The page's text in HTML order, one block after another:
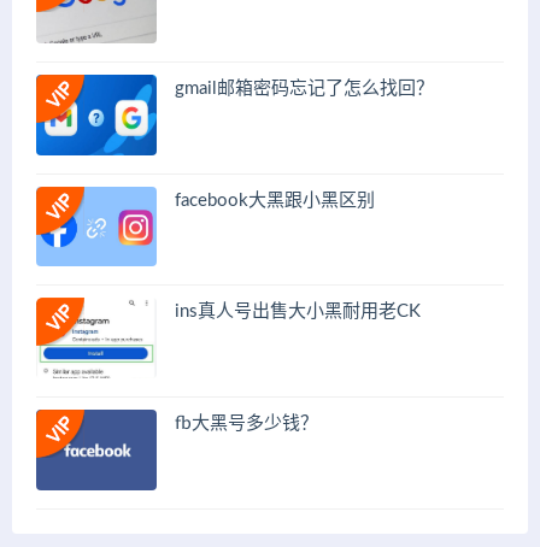
gmail邮箱密码忘记了怎么找回？
facebook大黑跟小黑区别
ins真人号出售大小黑耐用老CK
fb大黑号多少钱？